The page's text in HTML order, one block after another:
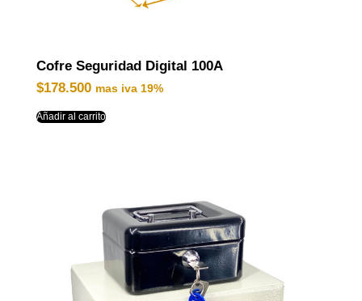
Cofre Seguridad Digital 100A
$178.500 mas iva 19%
Añadir al carrito